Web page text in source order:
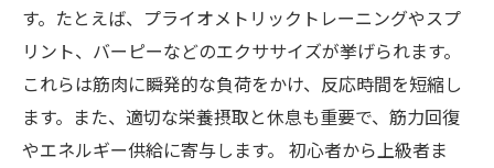
す。たとえば、プライオメトリックトレーニングやスプ
リント、バーピーなどのエクササイズが挙げられます。
これらは筋肉に瞬発的な負荷をかけ、反応時間を短縮し
ます。また、適切な栄養摂取と休息も重要で、筋力回復
やエネルギー供給に寄与します。 初心者から上級者ま